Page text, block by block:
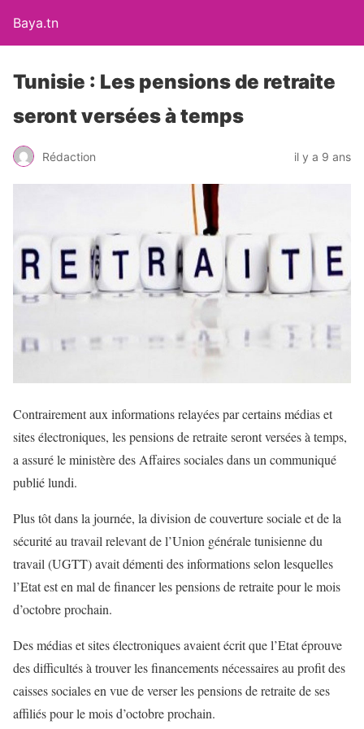
Baya.tn
Tunisie : Les pensions de retraite
seront versées à temps
Rédaction il y a 9 ans
Contrairement aux informations relayées par certains médias et
sites électroniques, les pensions de retraite seront versées à temps,
a assuré le ministère des Affaires sociales dans un communiqué
publié lundi.
Plus tôt dans la journée, la division de couverture sociale et de la
sécurité au travail relevant de l’Union générale tunisienne du
travail (UGTT) avait démenti des informations selon lesquelles
l’Etat est en mal de financer les pensions de retraite pour le mois
d’octobre prochain.
Des médias et sites électroniques avaient écrit que l’Etat éprouve
des difficultés à trouver les financements nécessaires au profit des
caisses sociales en vue de verser les pensions de retraite de ses
affiliés pour le mois d’octobre prochain.